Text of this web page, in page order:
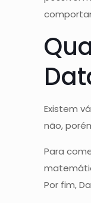
Existem
não,
Para
Por fim,